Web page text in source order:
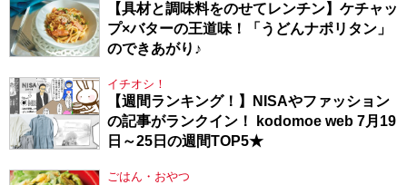
【具材と調味料をのせてレンチン】ケチャッ
プ×バターの王道味！「うどんナポリタン」
のできあがり♪
イチオシ！
【週間ランキング！】NISAやファッション
の記事がランクイン！ kodomoe web 7月19
日～25日の週間TOP5★
ごはん・おやつ